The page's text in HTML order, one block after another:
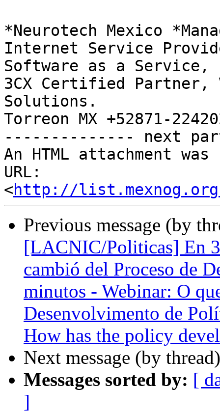
*Neurotech Mexico
Internet Service
Software as a
3CX Certified Partner,
Solutions.
Torreon MX +52871-
-------------- next
An HTML attachment
URL:
<http://
Previous message (by
[LACNIC/Politicas] En
cambió del Proceso de
minutos - Webinar: O
Desenvolvimento de
How has the policy
Next message (by
Messages sorted by: [
]